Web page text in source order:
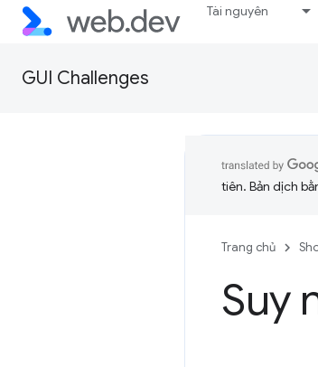
Tài nguyên
GUI Challenges
tiên. Bản dịch
Trang chủ
Suy